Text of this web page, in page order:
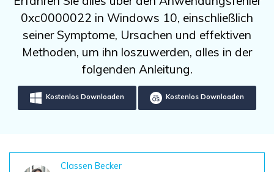
Unbegrenzte Daten vom Mac-System
wiederherstellen
Kostenlos Testen
Recoverit kostenlos
Kostenlos Testen
Datenverlust-Szenarien
ALLE FUNKTIONEN ENTDECKEN
Sign In
search
0xc0000022 in Windows 10, einschließlich
seiner Symptome, Ursachen und effektiven
Methoden, um ihn loszuwerden, alles in der
folgenden Anleitung.
Kostenlos Downloaden Kostenlos Downloaden
Classen Becker